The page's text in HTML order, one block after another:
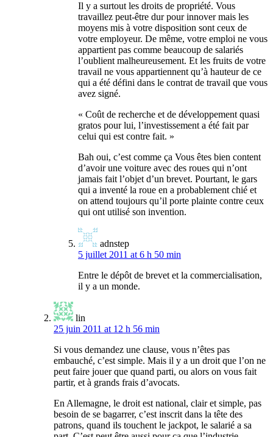
Il y a surtout les droits de propriété. Vous
travaillez peut-être dur pour innover mais les
moyens mis à votre disposition sont ceux de
votre employeur. De même, votre emploi ne vous
appartient pas comme beaucoup de salariés
l’oublient malheureusement. Et les fruits de votre
travail ne vous appartiennent qu’à hauteur de ce
qui a été défini dans le contrat de travail que vous
avez signé.
« Coût de recherche et de développement quasi
gratos pour lui, l’investissement a été fait par
celui qui est contre fait. »
Bah oui, c’est comme ça Vous êtes bien content
d’avoir une voiture avec des roues qui n’ont
jamais fait l’objet d’un brevet. Pourtant, le gars
qui a inventé la roue en a probablement chié et
on attend toujours qu’il porte plainte contre ceux
qui ont utilisé son invention.
adnstep
5 juillet 2011 at 6 h 50 min
Entre le dépôt de brevet et la commercialisation,
il y a un monde.
lin
25 juin 2011 at 12 h 56 min
Si vous demandez une clause, vous n’êtes pas
embauché, c’est simple. Mais il y a un droit que l’on ne
peut faire jouer que quand parti, ou alors on vous fait
partir, et à grands frais d’avocats.
En Allemagne, le droit est national, clair et simple, pas
besoin de se bagarrer, c’est inscrit dans la tête des
patrons, quand ils touchent le jackpot, le salarié a sa